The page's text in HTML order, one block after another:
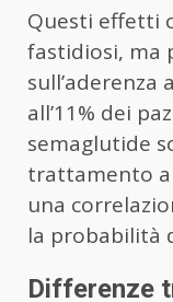
Questi effetti
fastidiosi, ma
all’11% dei
semaglutide
trattamento a
una
la probabilità
Differenze